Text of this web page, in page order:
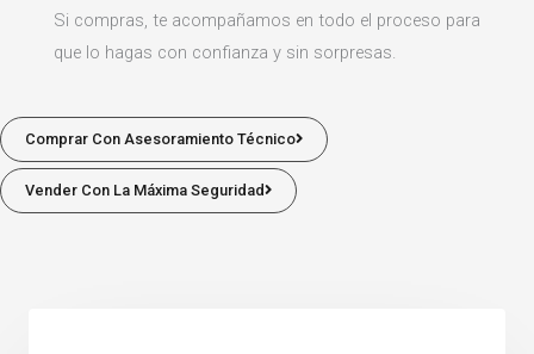
Si compras, te acompañamos en todo el proceso para
que lo hagas con confianza y sin sorpresas.
Comprar Con Asesoramiento Técnico
Vender Con La Máxima Seguridad